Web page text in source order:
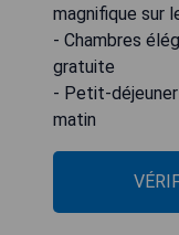
magnifique sur
- Chambres
gratuite
- Petit-
matin